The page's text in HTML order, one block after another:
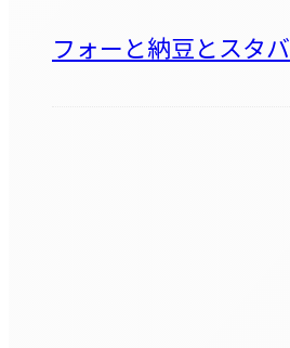
フォーと納豆とスタバ